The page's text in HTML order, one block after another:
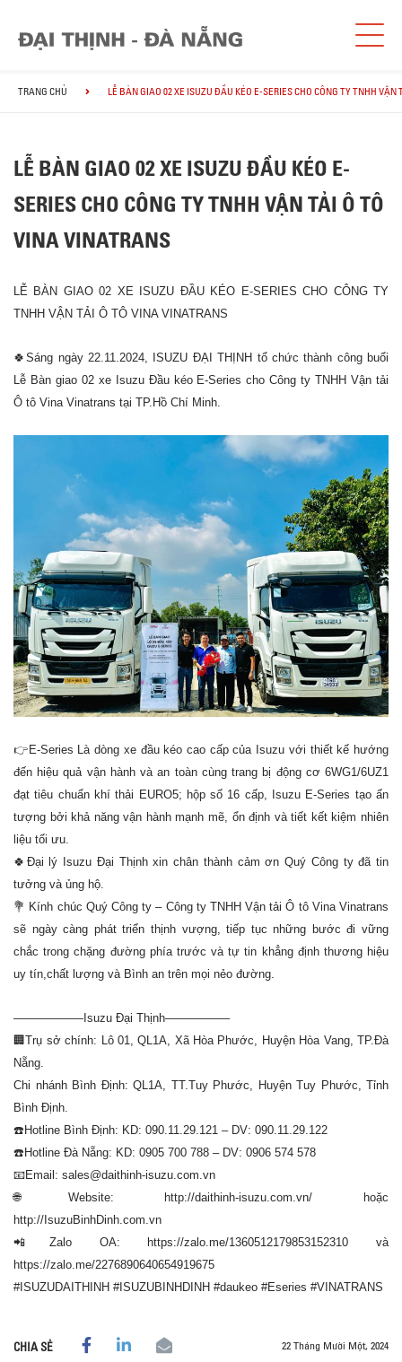
TRANG CHỦ LỄ BÀN GIAO 02 XE ISUZU ĐẦU KÉO E-SERIES CHO CÔNG TY TNHH VẬN
LỄ BÀN GIAO 02 XE ISUZU ĐẦU KÉO E-
SERIES CHO CÔNG TY TNHH VẬN TẢI Ô TÔ
VINA VINATRANS
LỄ BÀN GIAO 02 XE ISUZU ĐẦU KÉO E-SERIES CHO CÔNG TY
TNHH VẬN TẢI Ô TÔ VINA VINATRANS
🍀Sáng ngày 22.11.2024, ISUZU ĐẠI THỊNH tổ chức thành công buổi
Lễ Bàn giao 02 xe Isuzu Đầu kéo E-Series cho Công ty TNHH Vận tải
Ô tô Vina Vinatrans tại TP.Hồ Chí Minh.
👉E-Series Là dòng xe đầu kéo cao cấp của Isuzu với thiết kế hướng
đến hiệu quả vận hành và an toàn cùng trang bị động cơ 6WG1/6UZ1
đạt tiêu chuẩn khí thải EURO5; hộp số 16 cấp, Isuzu E-Series tạo ấn
tượng bởi khả năng vận hành mạnh mẽ, ổn định và tiết kết kiệm nhiên
liệu tối ưu.
🍀Đại lý Isuzu Đại Thịnh xin chân thành cảm ơn Quý Công ty đã tin
tưởng và ủng hộ.
💐 Kính chúc Quý Công ty – Công ty TNHH Vận tải Ô tô Vina Vinatrans
sẽ ngày càng phát triển thịnh vượng, tiếp tục những bước đi vững
chắc trong chặng đường phía trước và tự tin khẳng định thương hiệu
uy tín,chất lượng và Bình an trên mọi nẻo đường.
——————Isuzu Đại Thịnh—————–
🏢Trụ sở chính: Lô 01, QL1A, Xã Hòa Phước, Huyện Hòa Vang, TP.Đà
Nẵng.
Chi nhánh Bình Định: QL1A, TT.Tuy Phước, Huyện Tuy Phước, Tỉnh
Bình Định.
☎️Hotline Bình Định: KD: 090.11.29.121 – DV: 090.11.29.122
☎️Hotline Đà Nẵng: KD: 0905 700 788 – DV: 0906 574 578
📧Email: sales@daithinh-isuzu.com.vn
🌐Website: http://daithinh-isuzu.com.vn/ hoặc
http://IsuzuBinhDinh.com.vn
📲Zalo OA: https://zalo.me/1360512179853152310 và
https://zalo.me/2276890640654919675
#ISUZUDAITHINH #ISUZUBINHDINH #daukeo #Eseries #VINATRANS
CHIA SẺ 22 Tháng Mười Một, 2024